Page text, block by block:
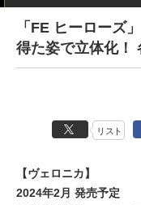
「FE ヒーローズ
得た姿で立体化！
リスト
【ヴェロニカ】
2024年2月 発売予定